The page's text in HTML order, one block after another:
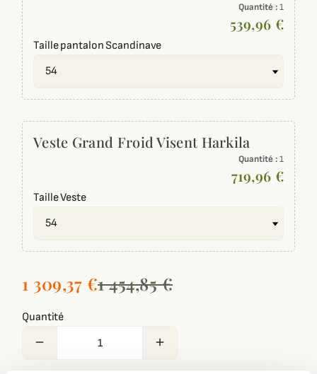
Quantité :1
539,96 €
Taille pantalon Scandinave
Veste Grand Froid Visent Harkila
Quantité :1
719,96 €
Taille Veste
1 309,37 €1 454,85 €
Quantité
remove add